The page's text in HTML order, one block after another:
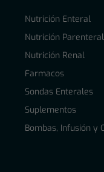
Nutrición Enteral
Nutrición Parenteral
Nutrición Renal
Farmacos
Sondas Enterales
Suplementos
Bombas, Infusión y